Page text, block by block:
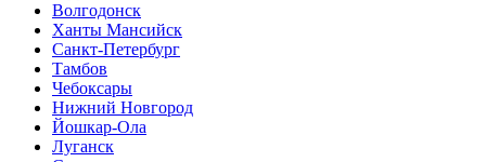
Волгодонск
Ханты Мансийск
Санкт-Петербург
Тамбов
Чебоксары
Нижний Новгород
Йошкар-Ола
Луганск